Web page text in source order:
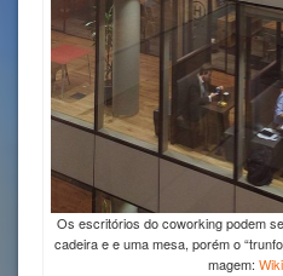
Os escritórios do coworking podem
cadeira e e uma mesa, porém o
magem: